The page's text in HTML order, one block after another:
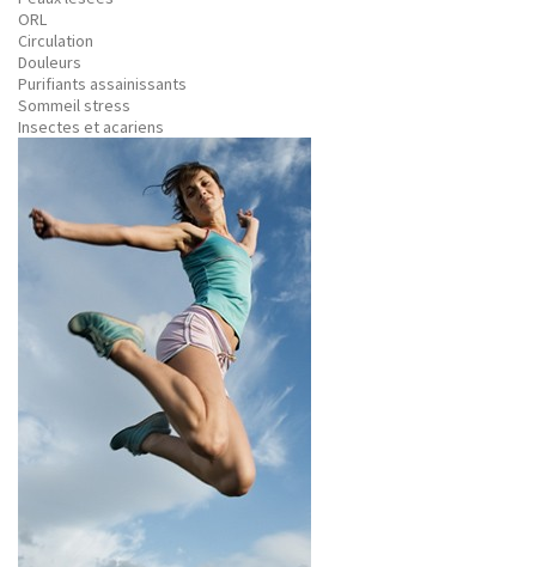
ORL
Circulation
Douleurs
Purifiants assainissants
Sommeil stress
Insectes et acariens